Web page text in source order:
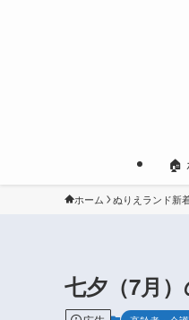
🏠
ホーム ぬりえランド新
七夕（7月